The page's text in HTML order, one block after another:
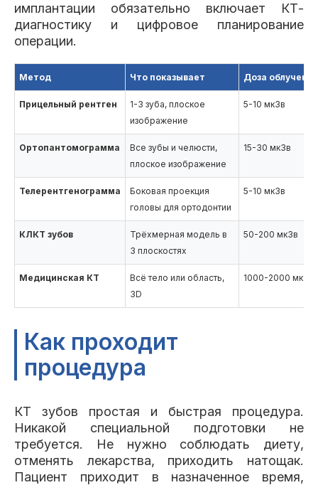
имплантации обязательно включает КТ-
диагностику и цифровое планирование
операции.
Метод Что показывает Доза облучения
Прицельный рентген
1-3 зуба, плоское
изображение
5-10 мкЗв
Ортопантомограмма
Все зубы и челюсти,
плоское изображение
15-30 мкЗв
Телерентгенограмма
Боковая проекция
головы для ортодонтии
5-10 мкЗв
КЛКТ зубов
Трёхмерная модель в
3 плоскостях
50-200 мкЗв
Медицинская КТ
Всё тело или область,
3D
1000-2000 мкЗв
Как проходит
процедура
КТ зубов простая и быстрая процедура.
Никакой специальной подготовки не
требуется. Не нужно соблюдать диету,
отменять лекарства, приходить натощак.
Пациент приходит в назначенное время,